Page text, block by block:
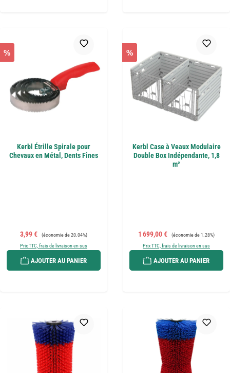
%
Kerbl Étrille Spirale pour
Chevaux en Métal, Dents Fines
Prix de vente :
3,99 € Prix régulier :
(économie de 20.04%)
Prix TTC, frais de livraison en sus
AJOUTER AU PANIER
%
Kerbl Case à Veaux Modulaire
Double Box Indépendante, 1,8
m²
Prix de vente :
1 699,00 € Prix régulier :
(économie de 1.28%)
Prix TTC, frais de livraison en sus
AJOUTER AU PANIER